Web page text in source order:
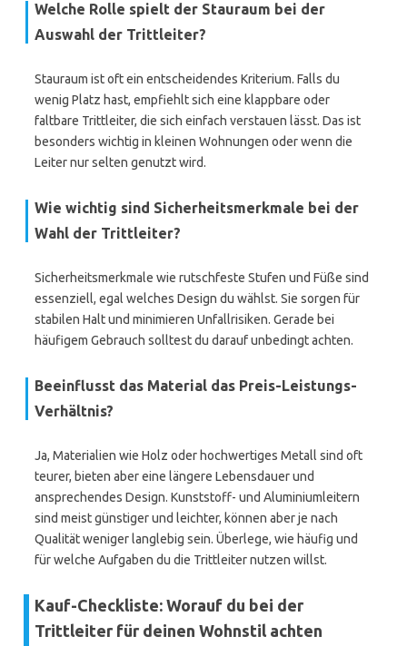
Welche Rolle spielt der Stauraum bei der
Auswahl der Trittleiter?
Stauraum ist oft ein entscheidendes Kriterium. Falls du
wenig Platz hast, empfiehlt sich eine klappbare oder
faltbare Trittleiter, die sich einfach verstauen lässt. Das ist
besonders wichtig in kleinen Wohnungen oder wenn die
Leiter nur selten genutzt wird.
Wie wichtig sind Sicherheitsmerkmale bei der
Wahl der Trittleiter?
Sicherheitsmerkmale wie rutschfeste Stufen und Füße sind
essenziell, egal welches Design du wählst. Sie sorgen für
stabilen Halt und minimieren Unfallrisiken. Gerade bei
häufigem Gebrauch solltest du darauf unbedingt achten.
Beeinflusst das Material das Preis-Leistungs-
Verhältnis?
Ja, Materialien wie Holz oder hochwertiges Metall sind oft
teurer, bieten aber eine längere Lebensdauer und
ansprechendes Design. Kunststoff- und Aluminiumleitern
sind meist günstiger und leichter, können aber je nach
Qualität weniger langlebig sein. Überlege, wie häufig und
für welche Aufgaben du die Trittleiter nutzen willst.
Kauf-Checkliste: Worauf du bei der
Trittleiter für deinen Wohnstil achten